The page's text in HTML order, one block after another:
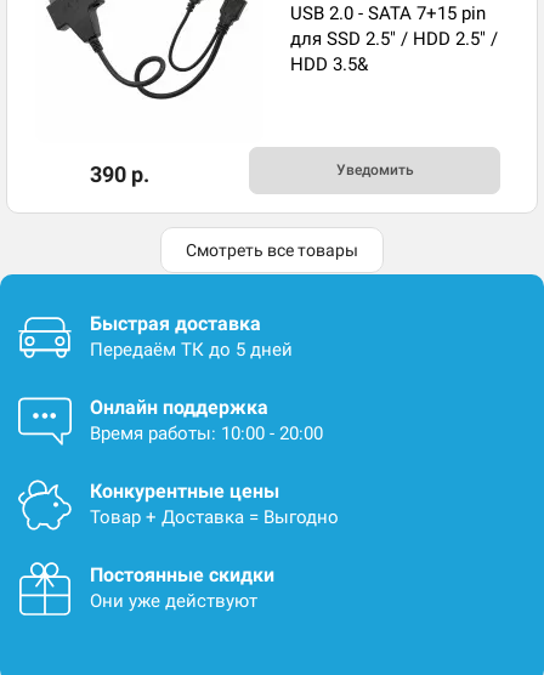
USB 2.0 - SATA 7+15 pin
для SSD 2.5" / HDD 2.5" /
HDD 3.5&
390 р. Уведомить
Смотреть все товары
Быстрая доставка
Передаём ТК до 5 дней
Онлайн поддержка
Время работы: 10:00 - 20:00
Конкурентные цены
Товар + Доставка = Выгодно
Постоянные скидки
Они уже действуют